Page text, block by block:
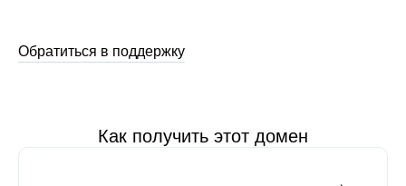
Обратиться в поддержку
Как получить этот домен